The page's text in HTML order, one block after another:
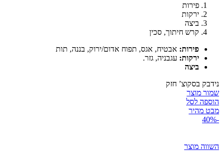
פירות
ירקות
ביצה
קרש חיתוך, סכין
פירות: אבטיח, אגס, תפוח אדום/ירוק, בננה, תות
ירקות: עגבניה, גזר.
ביצה
נידבק בסקוצ’ חזק
שמור מוצר
הוספה לסל
מבט מהיר
-40%
השווה מוצר